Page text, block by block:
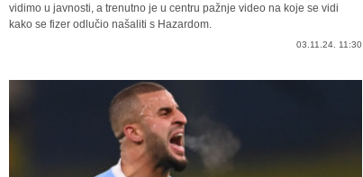
vidimo u javnosti, a trenutno je u centru pažnje video na koje se vidi
kako se fizer odlučio našaliti s Hazardom.
03.11.24. 11:30